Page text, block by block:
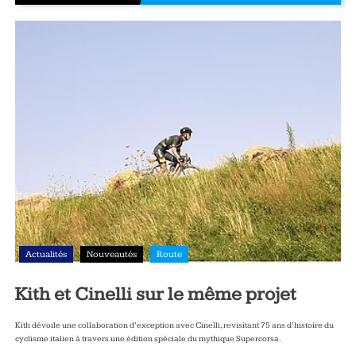
Actualités Nouveautés Route
Kith et Cinelli sur le même projet
Kith dévoile une collaboration d’exception avec Cinelli, revisitant 75 ans d’histoire du
cyclisme italien à travers une édition spéciale du mythique Supercorsa.